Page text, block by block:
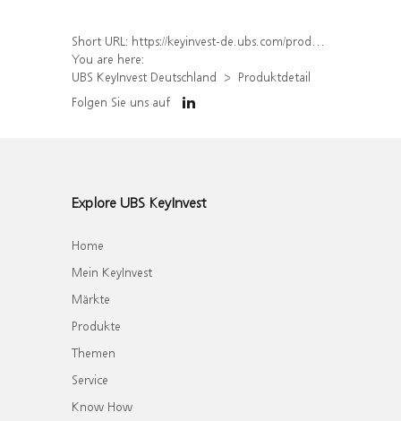
Short URL: https://keyinvest-de.ubs.com/produkt/detail/index/isin/DE000WA68QE4
You are here:
UBS KeyInvest Deutschland
Produktdetail
Folgen Sie uns auf
Explore UBS KeyInvest
Home
Mein KeyInvest
Märkte
Produkte
Themen
Service
Know How